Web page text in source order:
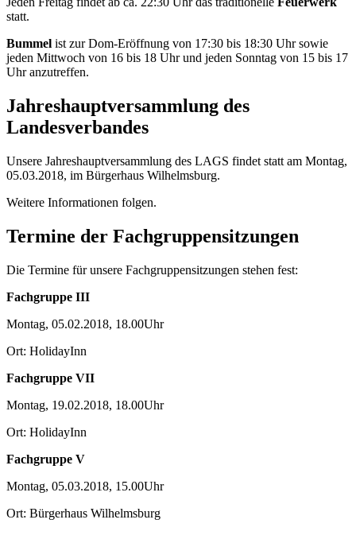
statt.
Bummel ist zur Dom-Eröffnung von 17:30 bis 18:30 Uhr sowie
jeden Mittwoch von 16 bis 18 Uhr und jeden Sonntag von 15 bis 17
Uhr anzutreffen.
Jahreshauptversammlung des
Landesverbandes
Unsere Jahreshauptversammlung des LAGS findet statt am Montag,
05.03.2018, im Bürgerhaus Wilhelmsburg.
Weitere Informationen folgen.
Termine der Fachgruppensitzungen
Die Termine für unsere Fachgruppensitzungen stehen fest:
Fachgruppe III
Montag, 05.02.2018, 18.00Uhr
Ort: HolidayInn
Fachgruppe VII
Montag, 19.02.2018, 18.00Uhr
Ort: HolidayInn
Fachgruppe V
Montag, 05.03.2018, 15.00Uhr
Ort: Bürgerhaus Wilhelmsburg